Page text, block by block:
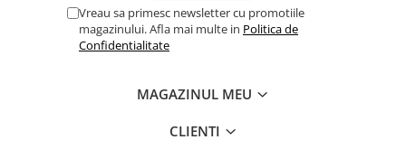
Vreau sa primesc newsletter cu promotiile
magazinului. Afla mai multe in Politica de
Confidentialitate
MAGAZINUL MEU
CLIENTI